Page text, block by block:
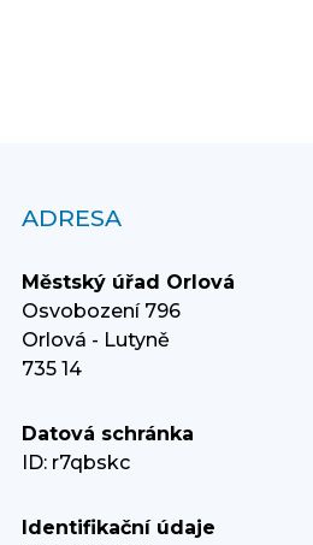
ADRESA
Městský úřad Orlová
Osvobození 796
Orlová - Lutyně
735 14
Datová schránka
ID: r7qbskc
Identifikační údaje